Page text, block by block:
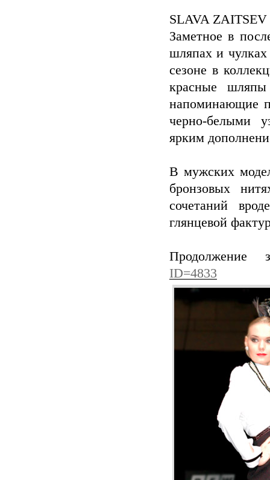
SLAVA ZAITSEV
Заметное в
шляпах и
сезоне в
красные
напоминающие
черно-белыми
ярким
В мужских
бронзовых
сочетаний
глянцевой
Продолжение
ID=4833